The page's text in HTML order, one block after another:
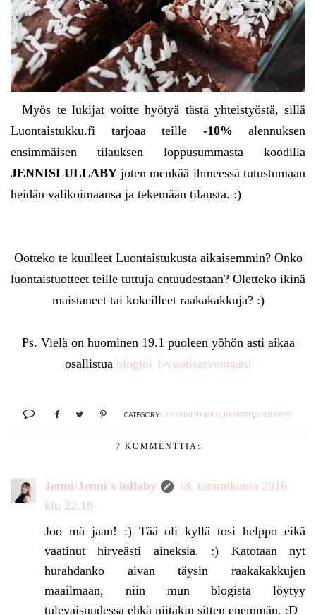
Myös te lukijat voitte hyötyä tästä yhteistyöstä, sillä
Luontaistukku.fi tarjoaa teille -10% alennuksen
ensimmäisen tilauksen loppusummasta koodilla
JENNISLULLABY joten menkää ihmeessä tutustumaan
heidän valikoimaansa ja tekemään tilausta. :)
Ootteko te kuulleet Luontaistukusta aikaisemmin? Onko
luontaistuotteet teille tuttuja entuudestaan? Oletteko ikinä
maistaneet tai kokeilleet raakakakkuja? :)
Ps. Vielä on huominen 19.1 puoleen yöhön asti aikaa
osallistua blogini 1-vuotisarvontaan!
CATEGORY: LUONTAISTUKKU RESEPTIT, YHTEISTYÖ
7 KOMMENTTIA:
Jenni/Jenni's lullaby
18. tammikuuta 2016
klo 22.18
Joo mä jaan! :) Tää oli kyllä tosi helppo eikä
vaatinut hirveästi aineksia. :) Katotaan nyt
hurahdanko aivan täysin raakakakkujen
maailmaan, niin mun blogista löytyy
tulevaisuudessa ehkä niitäkin sitten enemmän. :D